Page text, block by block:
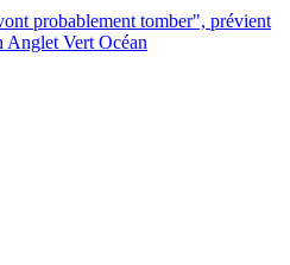
probablement tomber", prévient
Anglet Vert Océan